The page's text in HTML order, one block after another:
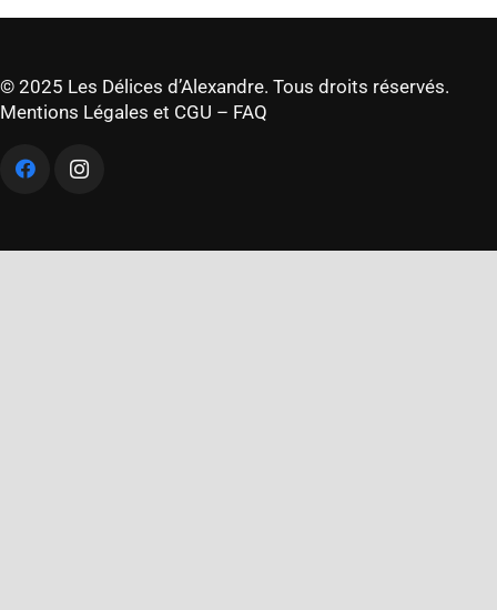
© 2025 Les Délices d’Alexandre. Tous droits réservés.
Mentions Légales et CGU – FAQ